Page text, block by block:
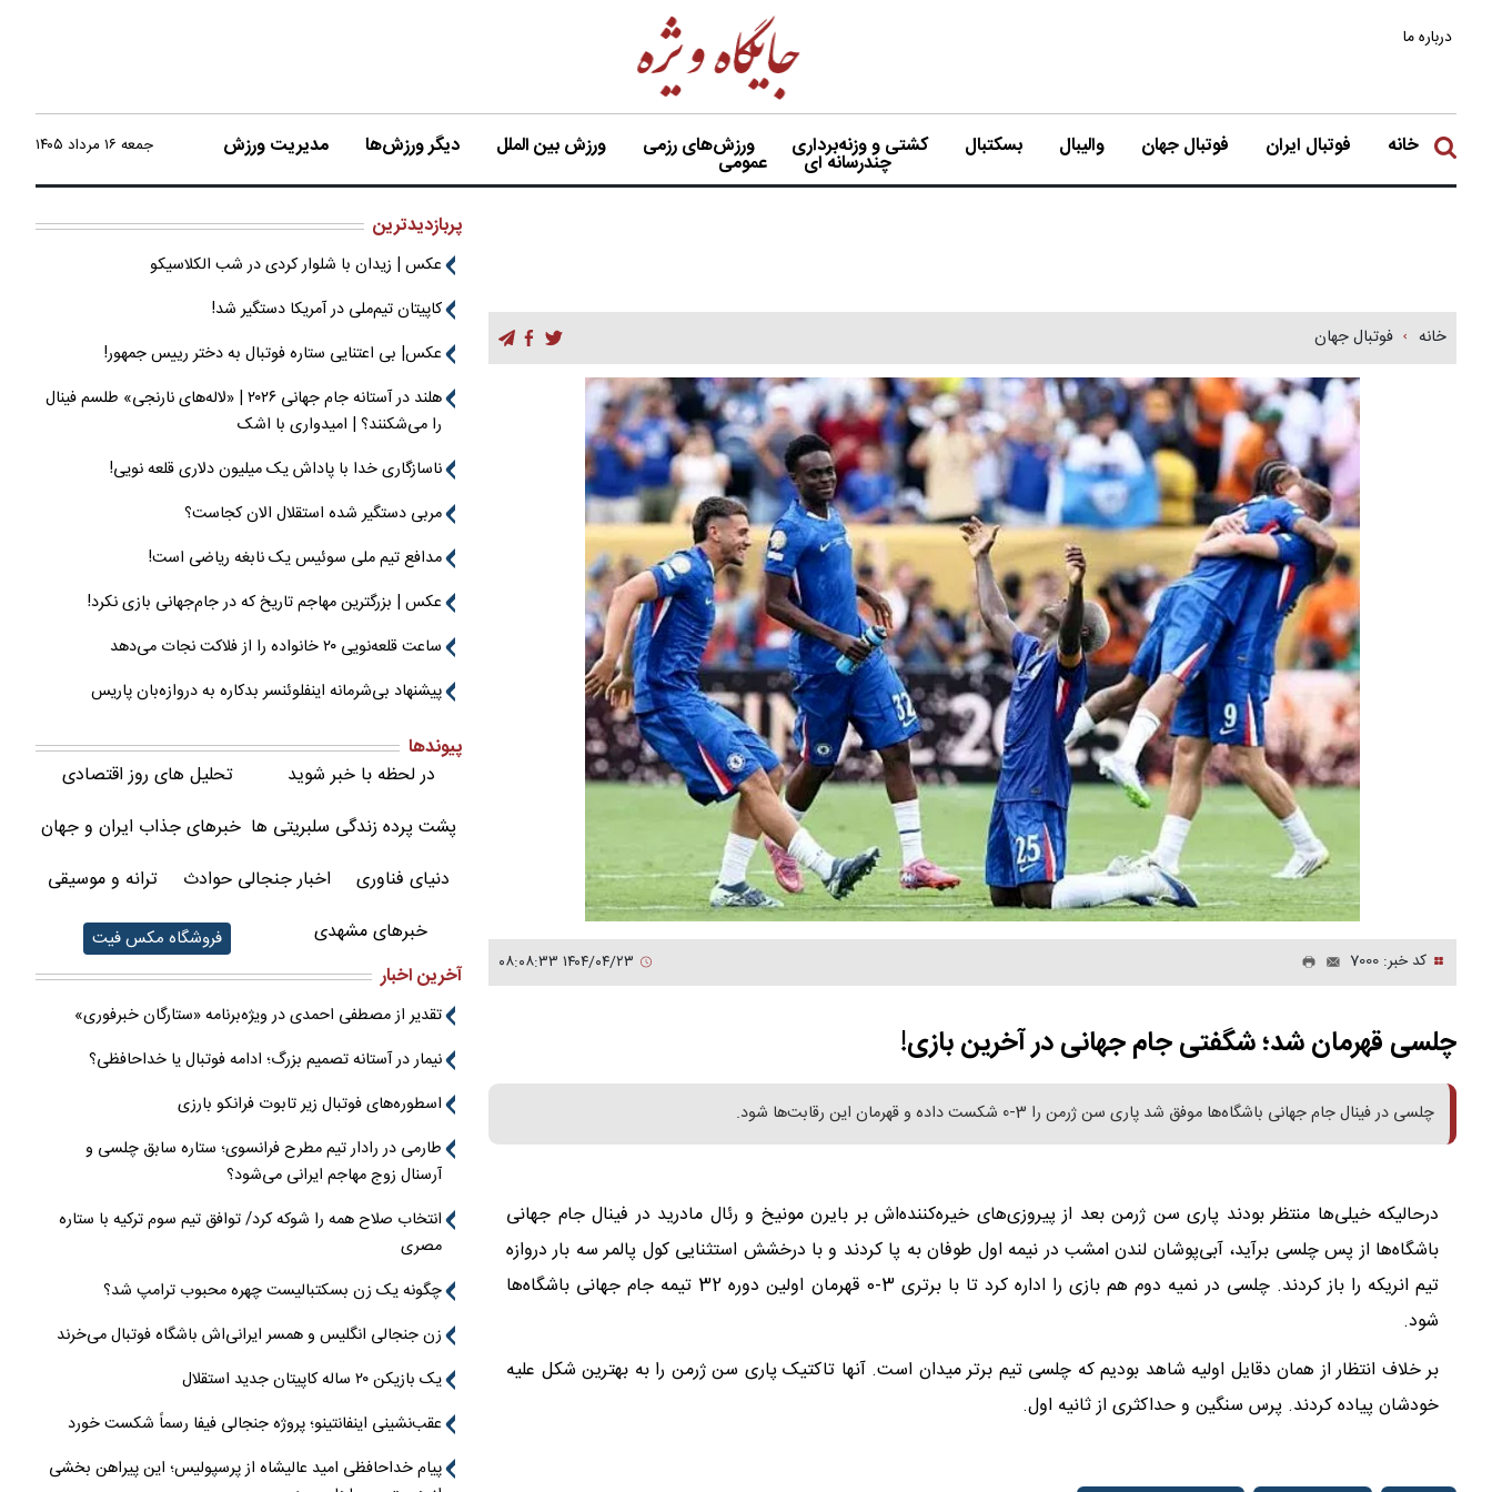
درباره ما
خانه فوتبال ایران فوتبال جهان والیبال بسکتبال کشتی و وزنه‌برداری ورزش‌های رزمی ورزش بین الملل دیگر ورزش‌ها مدیریت ورزش
چندرسانه ای عمومی
جمعه ۱۶ مرداد ۱۴۰۵
خانه فوتبال جهان
کد خبر: 7000
چلسی قهرمان شد؛ شگفتی جام جهانی در آخرین بازی!‌
چلسی در فینال جام جهانی باشگاه‌ها موفق شد پاری سن ژرمن را 3-‌‌0 شکست داده و قهرمان این رقابت‌ها شود. ‌
درحالیکه خیلی‌ها منتظر بودند پاری سن ژرمن ‌بعد از پیروزی‌های خیره‌کننده‌اش بر بایرن مونیخ و رئال مادرید در ‌فینال جام جهانی
باشگاه‌ها از پس چلسی برآید، آبی‌پوشان لندن ‌امشب در نیمه اول طوفان به پا کردند و با درخشش استثنایی کول ‌پالمر سه بار دروازه
تیم انریکه را باز کردند. چلسی در نمیه دوم هم ‌بازی را اداره کرد تا با برتری 3-0 قهرمان اولین دوره 32 تیمه جام ‌جهانی باشگاه‌ها
شود. ‌
بر خلاف انتظار از همان دقایل اولیه شاهد بودیم که چلسی تیم برتر ‌‌میدان است. آنها تاکتیک پاری سن ژرمن را به بهترین شکل علیه
‌‌خودشان پیاده کردند. پرس سنگین و حداکثری از ثانیه اول. ‌
پربازدیدترین
عکس | زیدان با شلوار کردی در شب الکلاسیکو
کاپیتان تیم‌ملی در آمریکا دستگیر شد!
عکس| بی اعتنایی ستاره فوتبال به دختر رییس جمهور!
هلند در آستانه جام جهانی ۲۰۲۶ | «لاله‌های نارنجی» طلسم فینال
را می‌شکنند؟ | امیدواری با اشک
ناسازگاری خدا با پاداش یک میلیون دلاری قلعه نویی!
مربی دستگیر شده استقلال الان کجاست؟
مدافع تیم ملی سوئیس یک نابغه ریاضی است!
عکس | بزرگترین مهاجم تاریخ که در جام‌جهانی بازی نکرد!
ساعت قلعه‌نویی ۲۰ خانواده را از فلاکت نجات می‌دهد
پیشنهاد بی‌شرمانه اینفلوئنسر بدکاره به دروازه‌بان پاریس
پیوندها
در لحظه با خبر شوید
تحلیل های روز اقتصادی
پشت پرده زندگی سلبریتی ها خبرهای جذاب ایران و جهان
دنیای فناوری
اخبار جنجالی حوادث
ترانه و موسیقی
خبرهای مشهدی
فروشگاه مکس فیت
آخرین اخبار
تقدیر از مصطفی احمدی در ویژه‌برنامه «ستارگان خبرفوری»
نیمار در آستانه تصمیم بزرگ؛ ادامه فوتبال یا خداحافظی؟
اسطوره‌های فوتبال زیر تابوت فرانکو بارزی
طارمی در رادار تیم مطرح فرانسوی؛ ستاره سابق چلسی و
آرسنال زوج مهاجم ایرانی می‌شود؟
انتخاب صلاح همه را شوکه کرد/ توافق تیم سوم ترکیه با ستاره
مصری
چگونه یک زن بسکتبالیست چهره محبوب ترامپ شد؟
زن جنجالی انگلیس و همسر ایرانی‌اش باشگاه فوتبال می‌خرند
یک بازیکن ۲۰ ساله کاپیتان جدید استقلال
عقب‌نشینی اینفانتینو؛ پروژه جنجالی فیفا رسماً شکست خورد
پیام خداحافظی امید عالیشاه از پرسپولیس؛ این پیراهن بخشی